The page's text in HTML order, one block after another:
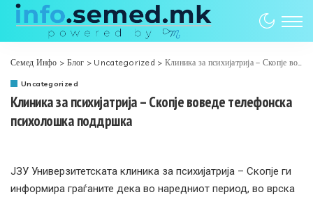
Семед Инфо > Блог > Uncategorized > Клиника за психијатрија – Скопје воведе телефонска психолошка поддршка
Uncategorized
Клиника за психијатрија – Скопје воведе телефонска
психолошка поддршка
ЈЗУ Универзитетската клиника за психијатрија – Скопје ги
информира граѓаните дека во наредниот период, во врска